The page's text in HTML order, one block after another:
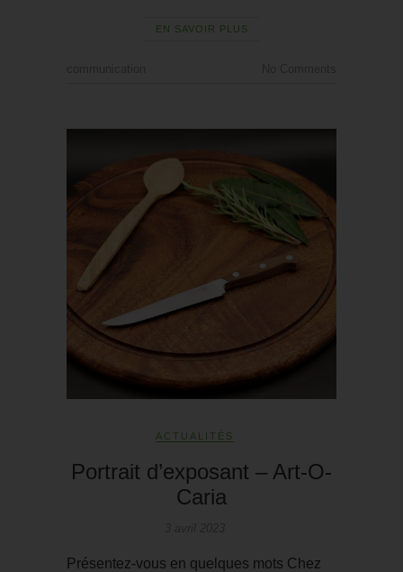
EN SAVOIR PLUS
ACTUALITÉS
Portrait d’exposant – Art-O-
Caria
Présentez-vous en quelques mots Chez